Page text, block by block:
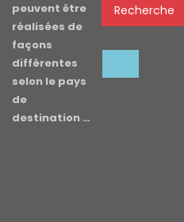
peuvent être
réalisées de
façons
différentes
selon le pays
de
destination …
Recherche